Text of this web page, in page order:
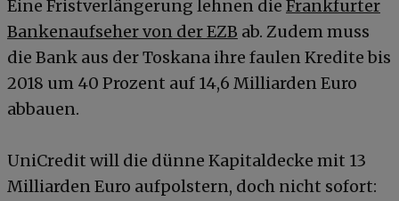
Eine Fristverlängerung lehnen die Frankfurter
Bankenaufseher von der EZB ab. Zudem muss
die Bank aus der Toskana ihre faulen Kredite bis
2018 um 40 Prozent auf 14,6 Milliarden Euro
abbauen.
UniCredit will die dünne Kapitaldecke mit 13
Milliarden Euro aufpolstern, doch nicht sofort: